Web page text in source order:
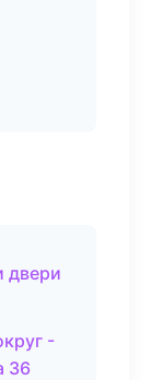
двери
-
36